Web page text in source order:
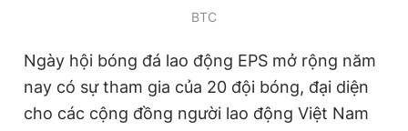
BTC
Ngày hội bóng đá lao động EPS mở rộng năm
nay có sự tham gia của 20 đội bóng, đại diện
cho các cộng đồng người lao động Việt Nam